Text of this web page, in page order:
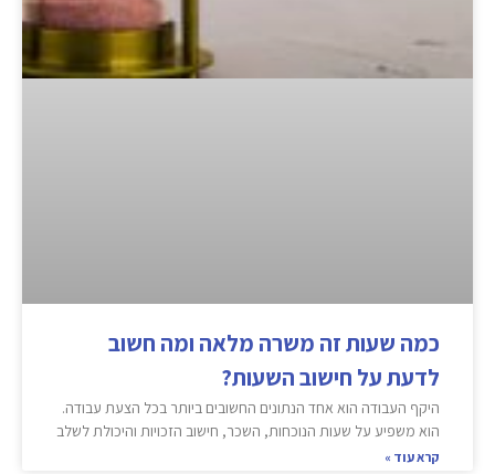
כמה שעות זה משרה מלאה ומה חשוב
לדעת על חישוב השעות?
היקף העבודה הוא אחד הנתונים החשובים ביותר בכל הצעת עבודה.
הוא משפיע על שעות הנוכחות, השכר, חישוב הזכויות והיכולת לשלב
קרא עוד »